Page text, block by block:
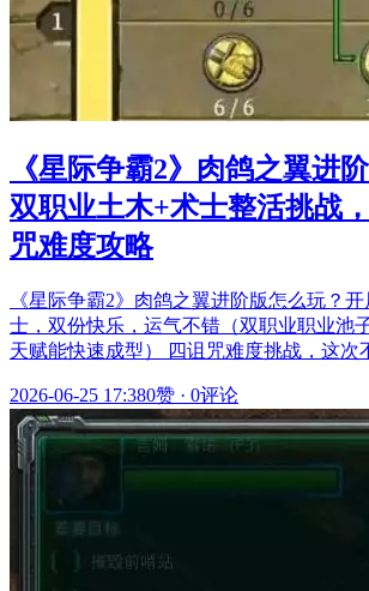
《星际争霸2》肉鸽之翼进
双职业土木+术士整活挑战
咒难度攻略
《星际争霸2》肉鸽之翼进阶版怎么玩？
士，双份快乐，运气不错（双职业职业池
天赋能快速成型） 四诅咒难度挑战，这
2026-06-25 17:380赞 · 0评论